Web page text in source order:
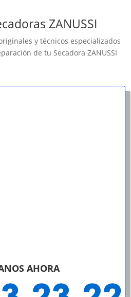
ZANUSSI
y técnicos especializados
de tu Secadora ZANUSSI
AHORA